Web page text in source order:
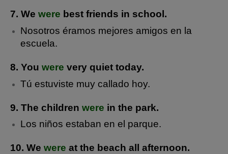
7. We were best friends in school.
Nosotros éramos mejores amigos en la
escuela.
8. You were very quiet today.
Tú estuviste muy callado hoy.
9. The children were in the park.
Los niños estaban en el parque.
10. We were at the beach all afternoon.